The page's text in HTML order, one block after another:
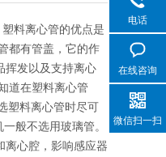
料离心管的优点是
都有管盖，它的作
挥发以及支持离心
道在塑料离心管
塑料离心管时尽可
般不选用玻璃管。
离心腔，影响感应器
电话
在线咨询
微信扫一扫